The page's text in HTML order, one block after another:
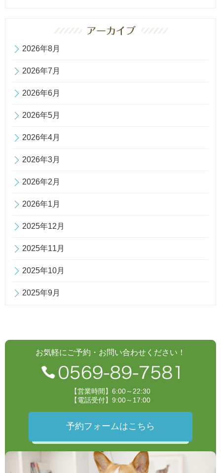
2026年8月
2026年7月
2026年6月
2026年5月
2026年4月
2026年3月
2026年2月
2026年1月
2025年12月
2025年11月
2025年10月
2025年9月
お気軽にご予約・お問い合わせください！
【営業時間】6:00～22:30
【電話受付】9:00～17:00
予約フォームはこちら